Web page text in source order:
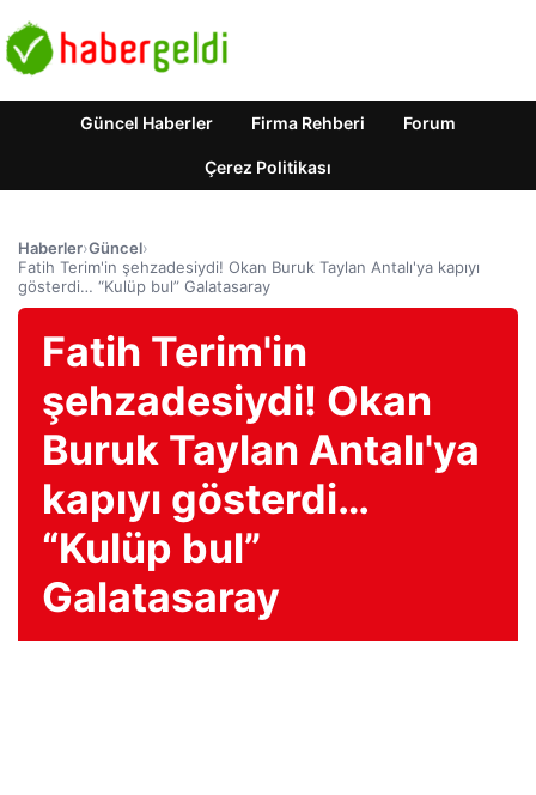
Güncel Haberler Firma Rehberi Forum
Çerez Politikası
Haberler›Güncel›
Fatih Terim'in şehzadesiydi! Okan Buruk Taylan Antalı'ya kapıyı
gösterdi… “Kulüp bul” Galatasaray
Fatih Terim'in
şehzadesiydi! Okan
Buruk Taylan Antalı'ya
kapıyı gösterdi…
“Kulüp bul”
Galatasaray